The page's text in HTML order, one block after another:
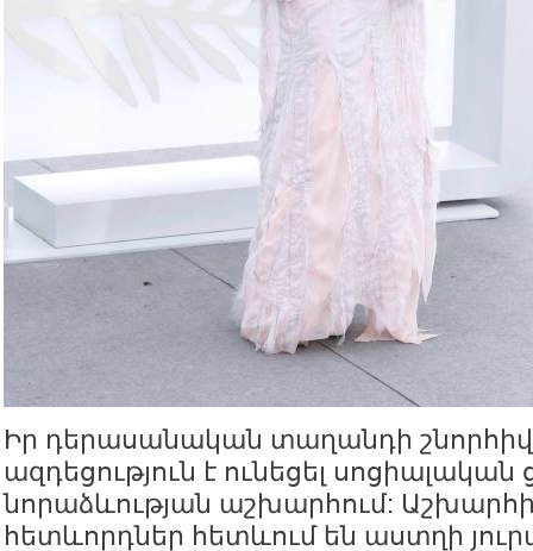
Իր դերասանական տաղանդի շնորհիվ
ազդեցություն է ունեցել սոցիալական
նորաձևության աշխարհում: Աշխարհի
հետևորդներ հետևում են աստղի